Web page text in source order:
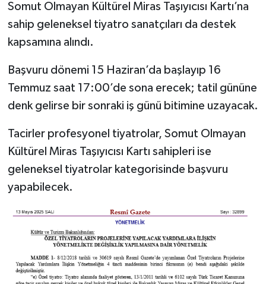
Somut Olmayan Kültürel Miras Taşıyıcısı Kartı’na
sahip geleneksel tiyatro sanatçıları da destek
kapsamına alındı.
Başvuru dönemi 15 Haziran’da başlayıp 16
Temmuz saat 17:00’de sona erecek; tatil gününe
denk gelirse bir sonraki iş günü bitimine uzayacak.
Tacirler profesyonel tiyatrolar, Somut Olmayan
Kültürel Miras Taşıyıcısı Kartı sahipleri ise
geleneksel tiyatrolar kategorisinde başvuru
yapabilecek.